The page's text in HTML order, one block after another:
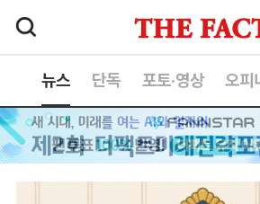
뉴스 단독 포토·영상 오피